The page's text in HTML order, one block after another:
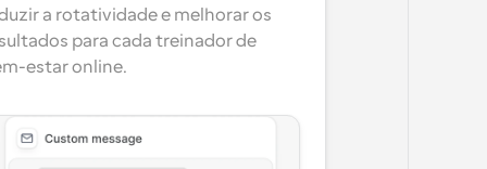
a rotatividade e melhorar os
para cada treinador de
estar online.